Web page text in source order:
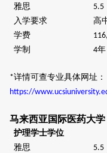
雅思
5.5
入学要求
高
学费
学制
4年
*详情可查专业具体网址：
https://
马来西亚国际医药大学
护理学士学位
雅思
5.5